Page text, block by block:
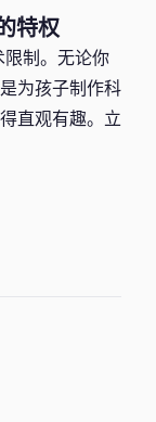
特权
制。无论你
为孩子制作科
直观有趣。立